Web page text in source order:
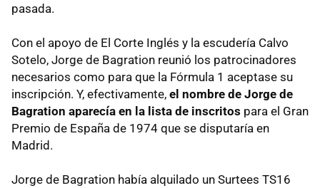
pasada.
Con el apoyo de El Corte Inglés y la escudería Calvo
Sotelo, Jorge de Bagration reunió los patrocinadores
necesarios como para que la Fórmula 1 aceptase su
inscripción. Y, efectivamente, el nombre de Jorge de
Bagration aparecía en la lista de inscritos para el Gran
Premio de España de 1974 que se disputaría en
Madrid.
Jorge de Bagration había alquilado un Surtees TS16